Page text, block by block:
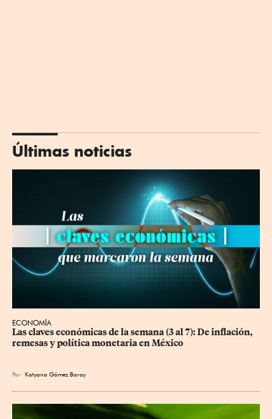
Últimas noticias
ECONOMÍA
Las claves económicas de la semana (3 al 7): De inflación,
remesas y política monetaria en México
Por Katyana Gómez Baray